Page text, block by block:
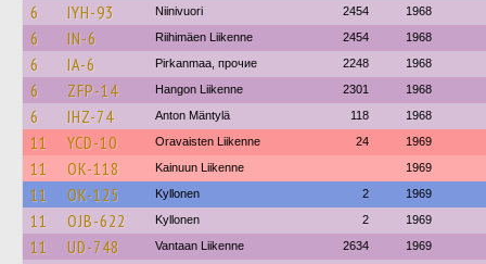
6 IYH-93 Niinivuori 2454 1968
6 IN-6 Riihimäen Liikenne 2454 1968
6 IA-6 Pirkanmaa, прочие 2248 1968
6 ZFP-14 Hangon Liikenne 2301 1968
6 IHZ-74 Anton Mäntylä 118 1968
11 YCD-10 Oravaisten Liikenne 24 1969
11 OK-118 Kainuun Liikenne 1969
11 OK-125 Kyllonen 2 1969
11 OJB-622 Kyllonen 2 1969
11 UD-748 Vantaan Liikenne 2634 1969